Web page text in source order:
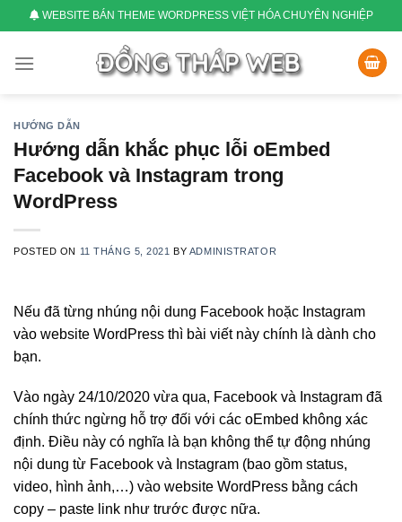
to
content
WEBSITE BÁN THEME WORDPRESS VIỆT HÓA CHUYÊN NGHIỆP
HƯỚNG DẪN
Hướng dẫn khắc phục lỗi oEmbed
Facebook và Instagram trong
WordPress
POSTED ON 11 THÁNG 5, 2021 BY ADMINISTRATOR
Nếu đã từng nhúng nội dung Facebook hoặc Instagram
vào website WordPress thì bài viết này chính là dành cho
bạn.
Vào ngày 24/10/2020 vừa qua, Facebook và Instagram đã
chính thức ngừng hỗ trợ đối với các oEmbed không xác
định. Điều này có nghĩa là bạn không thể tự động nhúng
nội dung từ Facebook và Instagram (bao gồm status,
video, hình ảnh,…) vào website WordPress bằng cách
copy – paste link như trước được nữa.